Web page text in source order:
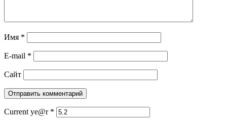
Имя *
E-mail *
Сайт
Current ye@r *